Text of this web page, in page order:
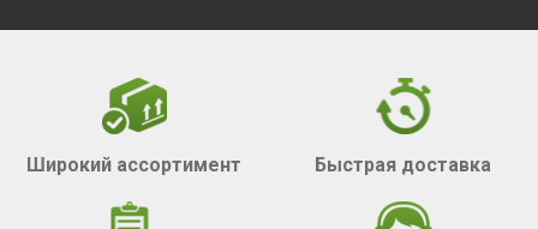
Широкий ассортимент Быстрая доставка